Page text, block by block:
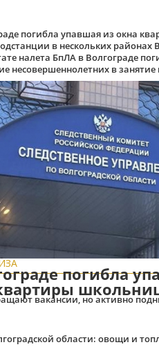
погибла упавшая из окна
в нескольких районах
налета БпЛА в Волгограде
несовершеннолетних в занятие
погибла
вакансии, но активно
области: овощи и